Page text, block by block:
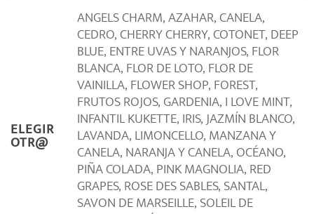
ELEGIR
OTR@
ANGELS CHARM, AZAHAR, CANELA,
CEDRO, CHERRY CHERRY, COTONET, DEEP
BLUE, ENTRE UVAS Y NARANJOS, FLOR
BLANCA, FLOR DE LOTO, FLOR DE
VAINILLA, FLOWER SHOP, FOREST,
FRUTOS ROJOS, GARDENIA, I LOVE MINT,
INFANTIL KUKETTE, IRIS, JAZMÍN BLANCO,
LAVANDA, LIMONCELLO, MANZANA Y
CANELA, NARANJA Y CANELA, OCÉANO,
PIÑA COLADA, PINK MAGNOLIA, RED
GRAPES, ROSE DES SABLES, SANTAL,
SAVON DE MARSEILLE, SOLEIL DE